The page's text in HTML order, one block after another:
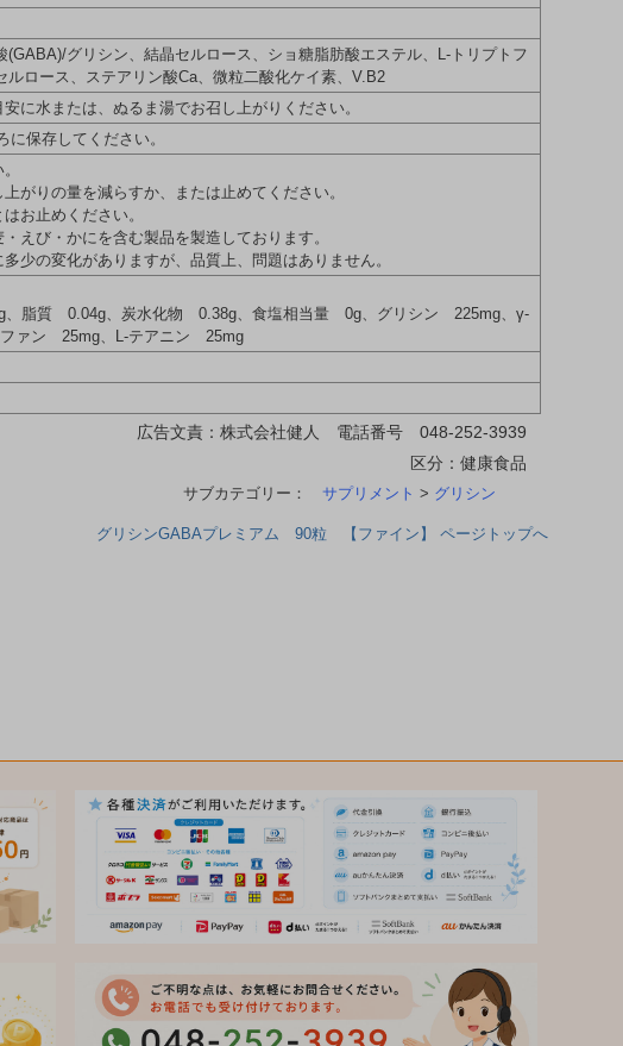
グリシン、結晶セルロース、ショ糖脂肪酸エステル、L-トリプトフ
ルロース、ステアリン酸Ca、微粒二酸化ケイ素、V.B2
に水または、ぬるま湯でお召し上がりください。
保存してください。
がりの量を減らすか、または止めてください。
お止めください。
えび・かにを含む製品を製造しております。
少の変化がありますが、品質上、問題はありません。
脂質 0.04g、炭水化物 0.38g、食塩相当量 0g、グリシン 225mg、γ-
ァン 25mg、L-テアニン 25mg
広告文責：株式会社健人 電話番号 048-252-3939
区分：健康食品
サブカテゴリー： サプリメント > グリシン
グリシンGABAプレミアム 90粒 【ファイン】 ページトップへ